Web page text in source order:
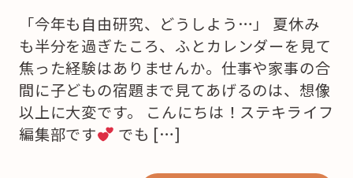
「今年も自由研究、どうしよう…」 夏休み
も半分を過ぎたころ、ふとカレンダーを見て
焦った経験はありませんか。仕事や家事の合
間に子どもの宿題まで見てあげるのは、想像
以上に大変です。 こんにちは！ステキライフ
編集部です
でも […]